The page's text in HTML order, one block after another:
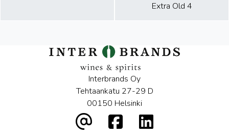
Extra Old 4
Interbrands Oy
Tehtaankatu 27-29 D
00150 Helsinki